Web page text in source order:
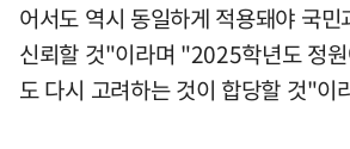
어서도 역시 동일하게 적용돼야 국
신뢰할 것"이라며 "2025학년도 정
도 다시 고려하는 것이 합당할 것"이